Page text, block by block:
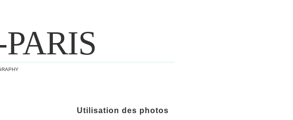
Utilisation des photos